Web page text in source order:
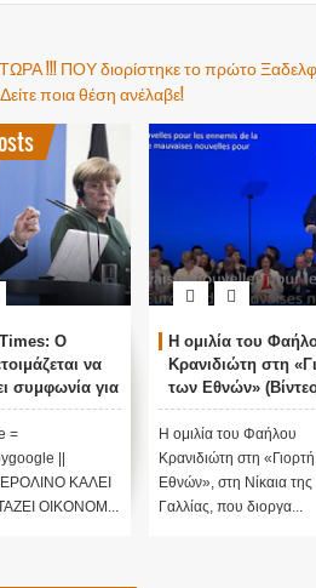
!!! ΠΟΥ διορίστηκε το πρώτο
ποια θέση ανέλαβε!
Ο
να
συμφωνία για
μεταναστών
=
||
ΚΑΛΕΙ
ΟΙΚΟΝΟΜ...
Η ομιλία του
Κρανιδιώτη στη
των Εθνών»
H ομιλία του Φαήλου
Κρανιδιώτη στη
Εθνών», στη Νίκαια της
Γαλλίας, που διοργα...